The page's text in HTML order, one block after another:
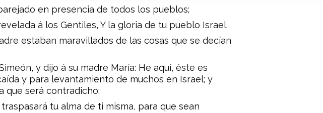
en presencia de todos los pueblos;
á los Gentiles, Y la gloria de tu pueblo Israel.
estaban maravillados de las cosas que se decían
y dijo á su madre María: He aquí, éste es
y para levantamiento de muchos en Israel; y
que será contradicho;
tu alma de ti misma, para que sean